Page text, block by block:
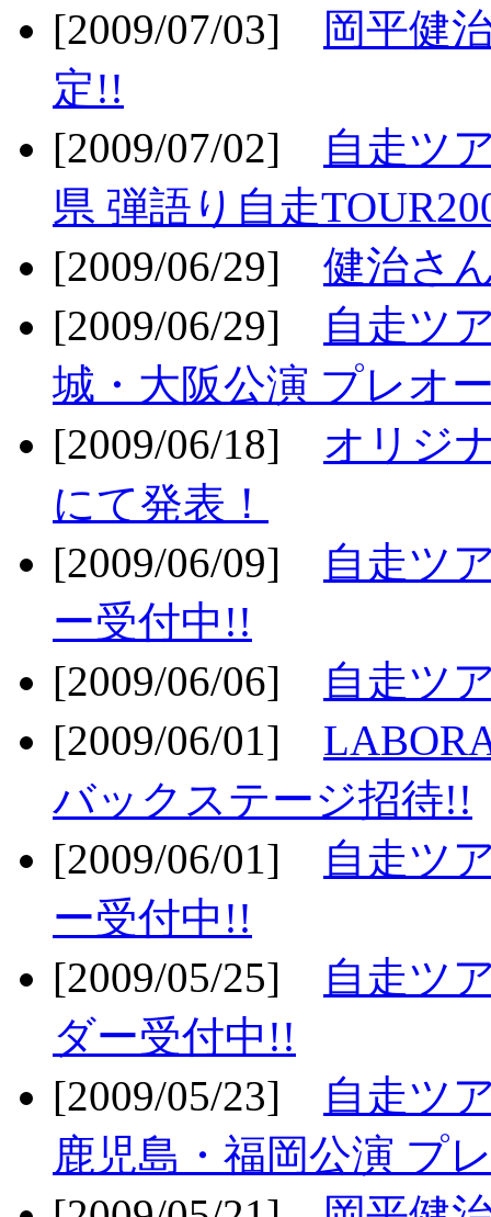
[2009/07/03]
岡平健
定!!
[2009/07/02]
自走ツ
県 弾語り自走
[2009/06/29] 健治さ
[2009/06/29]
自走ツ
城・大阪公演 プレオ
[2009/06/18] オリジ
にて発表！
[2009/06/09]
自走ツ
ー受付中!!
[2009/06/06]
自走ツ
[2009/06/01]
バックステージ招待!!
[2009/06/01]
自走ツ
ー受付中!!
[2009/05/25]
自走ツ
ダー受付中!!
[2009/05/23]
自走ツ
鹿児島・福岡公演 プ